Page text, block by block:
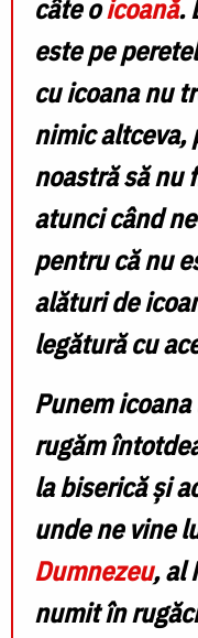
câte oicoană.
este pe
cu icoana nu
nimic altceva,
noastră să nu
atunci când
pentru cănu
alături de
legătură cu
Punem
rugăm
la biserică și
unde ne vine
Dumnezeu, al
numit în